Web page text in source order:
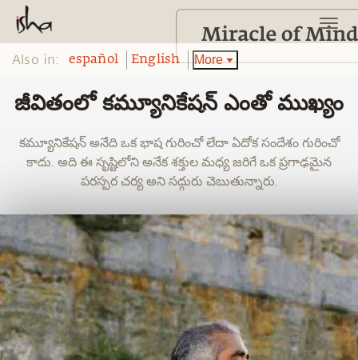
Also in: español English More
జీవితంలో కమ్యూనికేషన్ ఎంతో ముఖ్యం
కమ్యూనికేషన్ అనేది ఒక భాష గురించో లేదా ఏదోక సందేశం గురించో
కాదు. అది ఈ సృష్టిలోని అనేక శక్తుల మధ్య జరిగే ఒక ప్రగాఢమైన
పరస్పర చర్య అని సద్గురు చెబుతున్నారు.